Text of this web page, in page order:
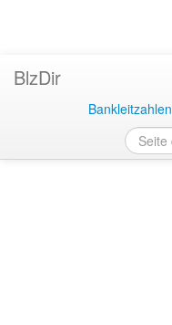
BlzDir
Bankleitzahlen